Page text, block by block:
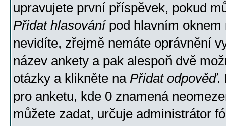
upravujete první příspěvek, pokud
Přidat hlasovánípod hlavním oknem
nevidíte, zřejmě nemáte oprávnění
název ankety a pak alespoň dvě
otázky a klikněte na Přidat odpověď.
pro anketu, kde 0 znamená
můžete zadat, určuje administrátor